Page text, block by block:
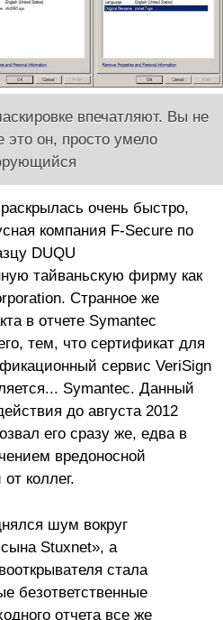
впечатляют. Вы не
это он, просто умело
очень быстро,
компания F-Secure по
DUQU
тайваньскую фирму как
Странное же
в отчете Symantec
тем, что сертификат для
сервис VeriSign
Symantec. Данный
до августа 2012
его сразу же, едва в
вредоносной
коллег.
шум вокруг
Stuxnet», а
стала
безответственные
отчета все же